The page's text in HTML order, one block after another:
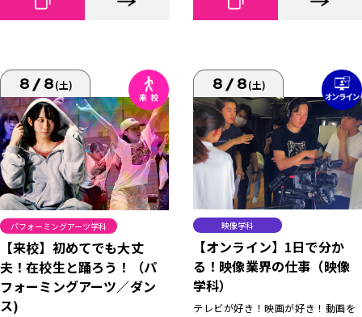
8/8(土)
パフォーミングアーツ学科
【来校】初めてでも大丈
夫！在校生と踊ろう！（パ
フォーミングアーツ／ダン
ス)
8/8(土)
映像学科
【オンライン】1日で分か
る！映像業界の仕事（映像
学科）
テレビが好き！映画が好き！動画を